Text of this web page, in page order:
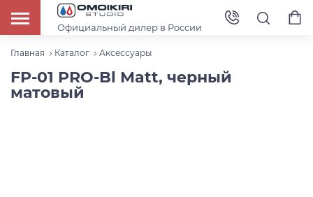
Официальный дилер в России
Главная Каталог Аксессуары
FP-01 PRO-Bl Matt, черный
матовый